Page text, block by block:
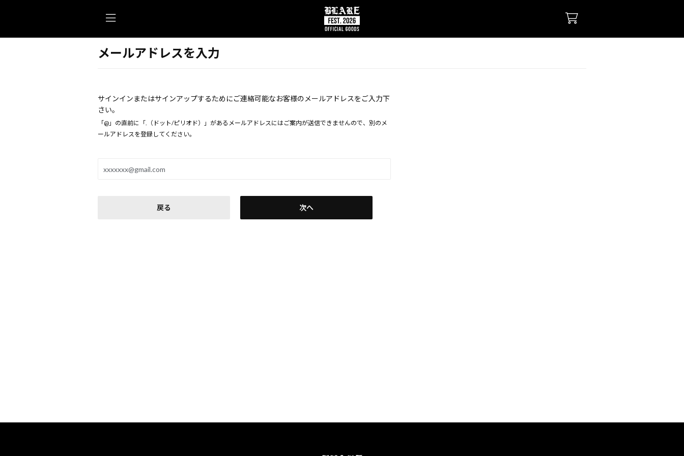
メールアドレスを入力
サインインまたはサインアップするためにご連絡可能なお客様のメールアドレスをご入力下
さい。
「@」の直前に「.（ドット/ピリオド）」があるメールアドレスにはご案内が送信できませんので、別のメ
ールアドレスを登録してください。
次へ
戻る